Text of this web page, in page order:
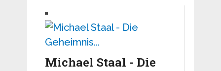
Michael Staal - Die